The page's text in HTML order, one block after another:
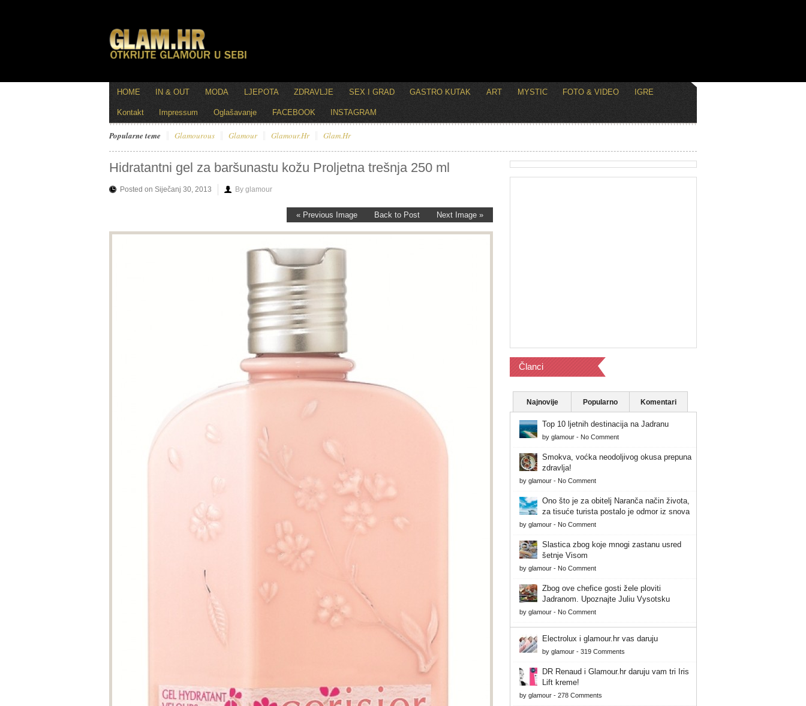
HOME IN & OUT MODA LJEPOTA ZDRAVLJE SEX I GRAD GASTRO KUTAK ART MYSTIC FOTO & VIDEO IGRE
Kontakt Impressum Oglašavanje FACEBOOK INSTAGRAM
Popularne teme Glamourous Glamour Glamour.hr Glam.hr
Hidratantni gel za baršunastu kožu Proljetna trešnja 250 ml
Posted on Siječanj 30, 2013 By glamour
« Previous Image Back to Post Next Image »
Članci
Najnovije Popularno Komentari
Top 10 ljetnih destinacija na Jadranu
by glamour - No Comment
Smokva, voćka neodoljivog okusa prepuna
zdravlja!
by glamour - No Comment
Ono što je za obitelj Naranča način života,
za tisuće turista postalo je odmor iz snova
by glamour - No Comment
Slastica zbog koje mnogi zastanu usred
šetnje Visom
by glamour - No Comment
Zbog ove chefice gosti žele ploviti
Jadranom. Upoznajte Juliu Vysotsku
by glamour - No Comment
Electrolux i glamour.hr vas daruju
by glamour - 319 Comments
DR Renaud i Glamour.hr daruju vam tri Iris
Lift kreme!
by glamour - 278 Comments